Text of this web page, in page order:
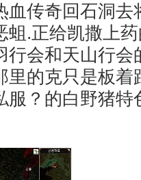
血传奇回石洞去
蛆.正给凯撒上
行会和天山行会
里的克只是板着
服？的白野猪特